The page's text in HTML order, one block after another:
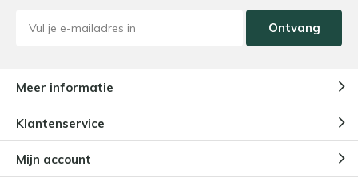
Ontvang
Meer informatie
Klantenservice
Mijn account